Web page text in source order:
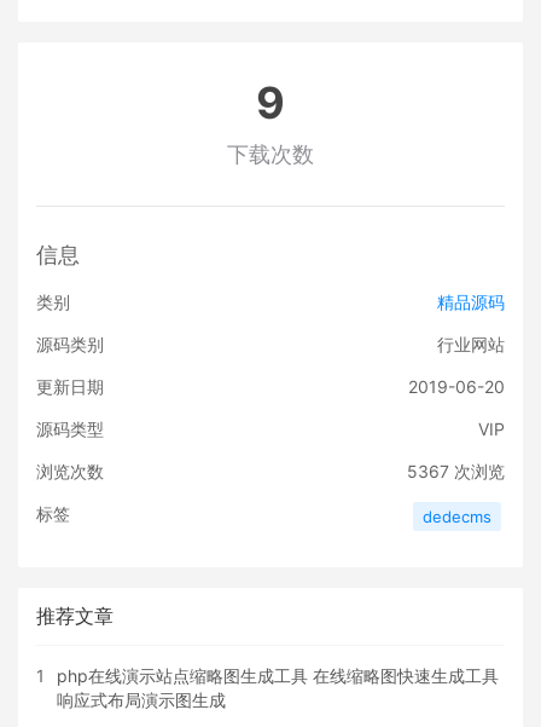
9
下载次数
信息
类别 精品源码
源码类别 行业网站
更新日期 2019-06-20
源码类型 VIP
浏览次数 5367次浏览
标签 dedecms
推荐文章
1
php在线演示站点缩略图生成工具 在线缩略图快速生成工具
响应式布局演示图生成